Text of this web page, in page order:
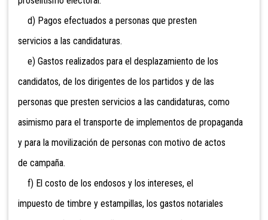
d) Pagos efectuados a personas que presten
servicios a las candidaturas.
e) Gastos realizados para el desplazamiento de los
candidatos, de los dirigentes de los partidos y de las
personas que presten servicios a las candidaturas, como
asimismo para el transporte de implementos de propaganda
y para la movilización de personas con motivo de actos
de campaña.
f) El costo de los endosos y los intereses, el
impuesto de timbre y estampillas, los gastos notariales